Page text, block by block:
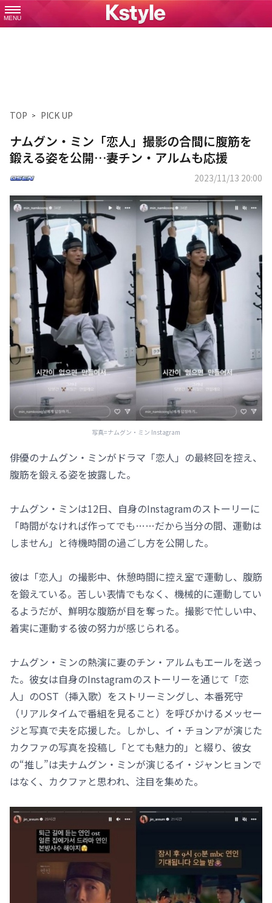
MENU
TOP PICK UP
ナムグン・ミン「恋人」撮影の合間に腹筋を
鍛える姿を公開…妻チン・アルムも応援
2023/11/13 20:00
写真=ナムグン・ミン Instagram
俳優のナムグン・ミンがドラマ「恋人」の最終回を控え、
腹筋を鍛える姿を披露した。
ナムグン・ミンは12日、自身のInstagramのストーリーに
「時間がなければ作ってでも……だから当分の間、運動は
しません」と待機時間の過ごし方を公開した。
彼は「恋人」の撮影中、休憩時間に控え室で運動し、腹筋
を鍛えている。苦しい表情でもなく、機械的に運動してい
るようだが、鮮明な腹筋が目を奪った。撮影で忙しい中、
着実に運動する彼の努力が感じられる。
ナムグン・ミンの熱演に妻のチン・アルムもエールを送っ
た。彼女は自身のInstagramのストーリーを通じて「恋
人」のOST（挿入歌）をストリーミングし、本番死守
（リアルタイムで番組を見ること）を呼びかけるメッセー
ジと写真で夫を応援した。しかし、イ・チョンアが演じた
カクファの写真を投稿し「とても魅力的」と綴り、彼女
の“推し”は夫ナムグン・ミンが演じるイ・ジャンヒョンで
はなく、カクファと思われ、注目を集めた。